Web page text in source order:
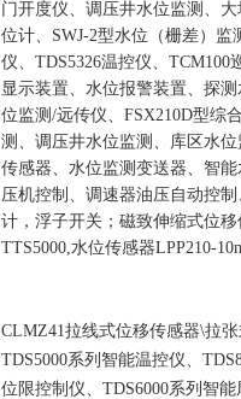
门开度仪、调压井水位监测、
位计、SWJ-2型水位（栅差）监
仪、TDS5326温控仪、TCM100
显示装置、水位报警装置、探
位监测/远传仪、FSX210D型综
测、调压井水位监测、库区水
传感器、水位监测变送器、智
压机控制、调速器油压自动控
计，浮子开关；磁致伸缩式位
TTS5000,水位传感器LPP210-
CLMZ41拉线式位移传感器\拉张
TDS5000系列智能温控仪、
位限控制仪、TDS6000系列智